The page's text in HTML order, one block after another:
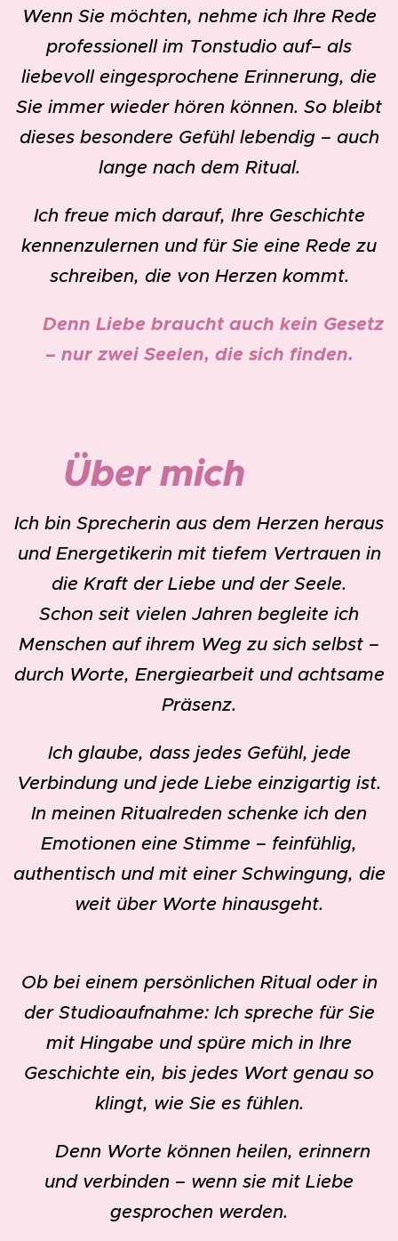
Wenn Sie möchten, nehme ich Ihre Rede
professionell im Tonstudio auf– als
liebevoll eingesprochene Erinnerung, die
Sie immer wieder hören können. So bleibt
dieses besondere Gefühl lebendig – auch
lange nach dem Ritual.
Ich freue mich darauf, Ihre Geschichte
kennenzulernen und für Sie eine Rede zu
schreiben, die von Herzen kommt.
Denn Liebe braucht auch kein Gesetz
– nur zwei Seelen, die sich finden.
Über mich
Ich bin Sprecherin aus dem Herzen heraus
und Energetikerin mit tiefem Vertrauen in
die Kraft der Liebe und der Seele.
Schon seit vielen Jahren begleite ich
Menschen auf ihrem Weg zu sich selbst –
durch Worte, Energiearbeit und achtsame
Präsenz.
Ich glaube, dass jedes Gefühl, jede
Verbindung und jede Liebe einzigartig ist.
In meinen Ritualreden schenke ich den
Emotionen eine Stimme – feinfühlig,
authentisch und mit einer Schwingung, die
weit über Worte hinausgeht.
Ob bei einem persönlichen Ritual oder in
der Studioaufnahme: Ich spreche für Sie
mit Hingabe und spüre mich in Ihre
Geschichte ein, bis jedes Wort genau so
klingt, wie Sie es fühlen.
✨ Denn Worte können heilen, erinnern
und verbinden – wenn sie mit Liebe
gesprochen werden.